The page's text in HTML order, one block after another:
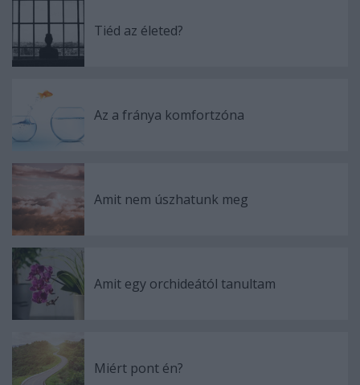
Tiéd az életed?
Az a fránya komfortzóna
Amit nem úszhatunk meg
Amit egy orchideától tanultam
Miért pont én?